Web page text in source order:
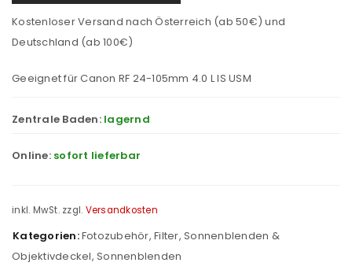
Kostenloser Versand nach Österreich (ab 50€) und
Deutschland (ab 100€)
Geeignet für Canon RF 24-105mm 4.0 L IS USM
Zentrale Baden: lagernd
Online: sofort lieferbar
inkl. MwSt. zzgl. Versandkosten
Kategorien:Fotozubehör, Filter, Sonnenblenden &
Objektivdeckel, Sonnenblenden